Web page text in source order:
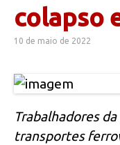
colapso
10 de maio de 2022
Trabalhadores
transportes